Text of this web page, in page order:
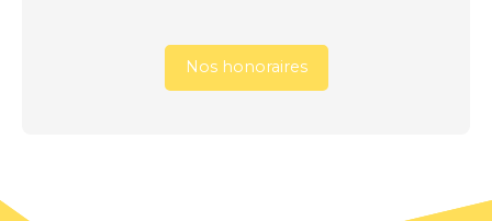
Nos honoraires